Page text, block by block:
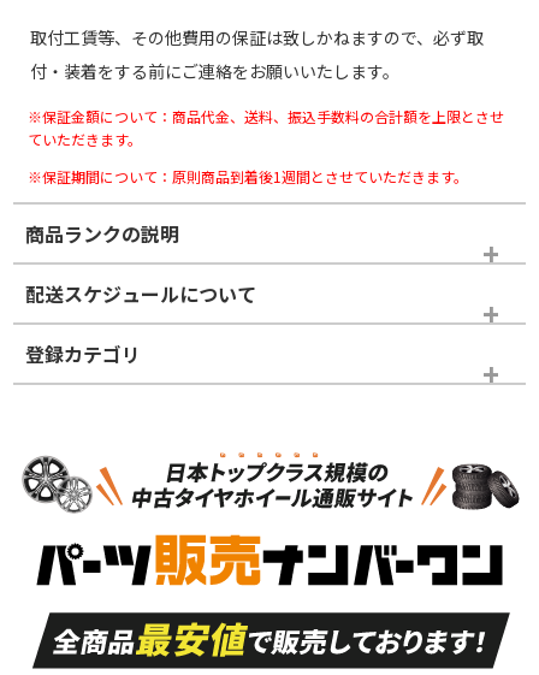
取付工賃等、その他費用の保証は致しかねますので、必ず取
付・装着をする前にご連絡をお願いいたします。
※保証金額について：商品代金、送料、振込手数料の合計額を上限とさせ
ていただきます。
※保証期間について：原則商品到着後1週間とさせていただきます。
商品ランクの説明
※商品ランクは出品者の主観により判断しておりますので、あら
かじめご了承ください。
ホイールランク
S
品）
S
新車外し品（新古
付き
A
走行距離も少なく、
目立つ傷もほとんど
ない中古品
A
走行距離も少なく、
非常に状態の良い中
古品
配送スケジュールについて
登録カテゴリ
スタッドレスタイヤホイールセット